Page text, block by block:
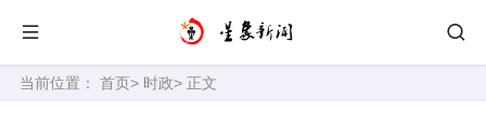
当前位置： 首页> 时政> 正文